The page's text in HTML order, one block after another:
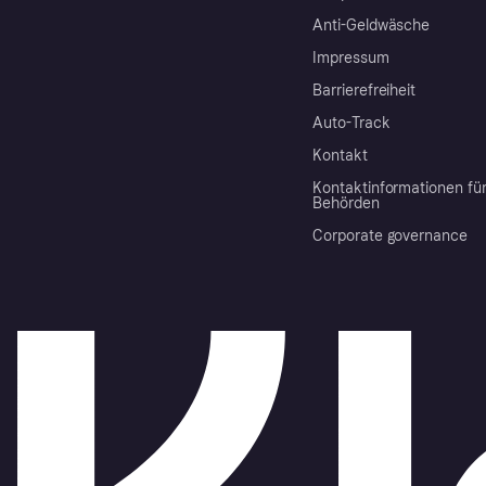
Anti-Geldwäsche
Impressum
Barrierefreiheit
Auto-Track
Kontakt
Kontaktinformationen für
Behörden
Corporate governance